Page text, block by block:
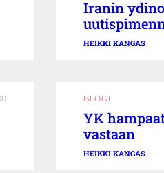
Iranin
HEIKKI KANGAS
BLOGI
YK
vastaan
HEIKKI KANGAS